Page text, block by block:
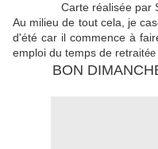
Carte réalisée par
Au milieu de tout cela, je
d'été car il commence à
emploi du temps de retra
BON